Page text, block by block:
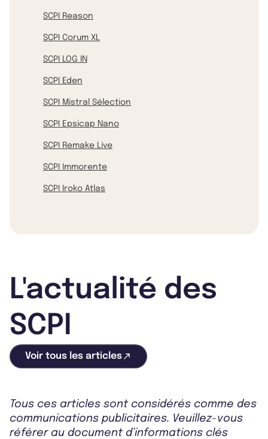
SCPI Reason
SCPI Corum XL
SCPI LOG IN
SCPI Eden
SCPI Mistral Sélection
SCPI Epsicap Nano
SCPI Remake Live
SCPI Immorente
SCPI Iroko Atlas
L'actualité des
SCPI
Voir tous les articles
Tous ces articles sont considérés comme des
communications publicitaires. Veuillez-vous
référer au document d’informations clés